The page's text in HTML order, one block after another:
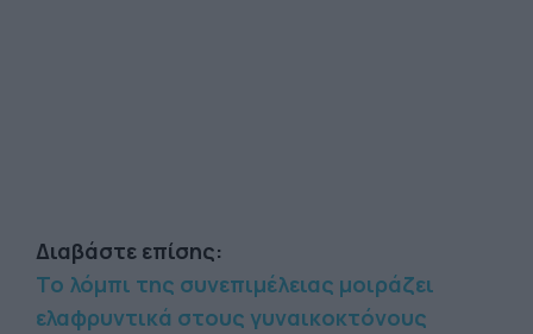
Διαβάστε επίσης:
Το λόμπι της συνεπιμέλειας μοιράζει
ελαφρυντικά στους γυναικοκτόνους